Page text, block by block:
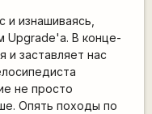
изнашиваясь,
Upgrade'а. В конце-
и заставляет нас
не просто
Опять походы по